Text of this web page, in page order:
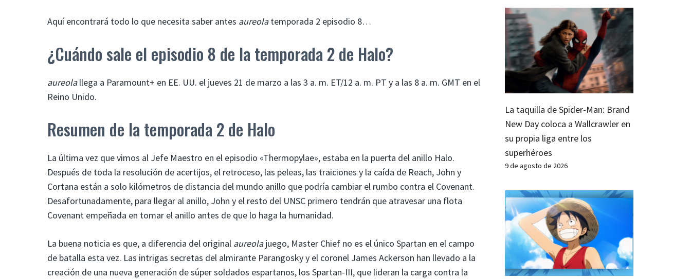
Aquí encontrará todo lo que necesita saber antes aureolatemporada 2 episodio 8…
¿Cuándo sale el episodio 8 de la temporada 2 de Halo?
aureolallega a Paramount+ en EE. UU. el jueves 21 de marzo a las 3 a. m. ET/12 a. m. PT y a las 8 a. m. GMT en el
Reino Unido.
Resumen de la temporada 2 de Halo
La última vez que vimos al Jefe Maestro en el episodio «Thermopylae», estaba en la puerta del anillo Halo.
Después de toda la resolución de acertijos, el retroceso, las peleas, las traiciones y la caída de Reach, John y
Cortana están a solo kilómetros de distancia del mundo anillo que podría cambiar el rumbo contra el Covenant.
Desafortunadamente, para llegar al anillo, John y el resto del UNSC primero tendrán que atravesar una flota
Covenant empeñada en tomar el anillo antes de que lo haga la humanidad.
La buena noticia es que, a diferencia del original aureolajuego, Master Chief no es el único Spartan en el campo
de batalla esta vez. Las intrigas secretas del almirante Parangosky y el coronel James Ackerson han llevado a la
creación de una nueva generación de súper soldados espartanos, los Spartan-III, que lideran la carga contra la
La taquilla de Spider-Man: Brand
New Day coloca a Wallcrawler en
su propia liga entre los
superhéroes
9 de agosto de 2026